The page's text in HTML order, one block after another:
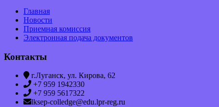
Главная
Новости
Приемная комиссия
Электронная подача документов
Контакты
г.Луганск, ул. Кирова, 62
+7 959 1942330
+7 959 5617322
lksep-colledge@edu.lpr-reg.ru